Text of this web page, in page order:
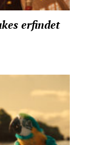
erfindet